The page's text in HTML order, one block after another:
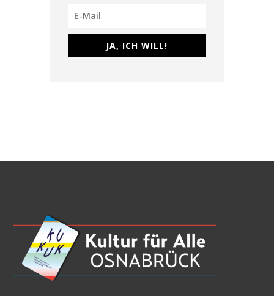
JA, ICH WILL!